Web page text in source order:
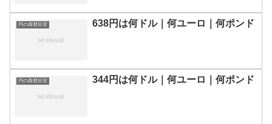
円の両替目安 638円は何ドル｜何ユーロ｜何ポンド
円の両替目安 344円は何ドル｜何ユーロ｜何ポンド